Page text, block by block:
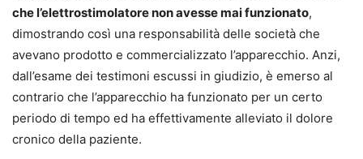
che l’elettrostimolatore non avesse mai funzionato,
dimostrando così una responsabilità delle società che
avevano prodotto e commercializzato l’apparecchio. Anzi,
dall’esame dei testimoni escussi in giudizio, è emerso al
contrario che l’apparecchio ha funzionato per un certo
periodo di tempo ed ha effettivamente alleviato il dolore
cronico della paziente.